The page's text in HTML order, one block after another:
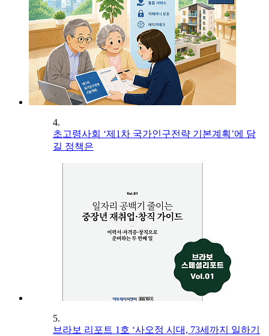
4.
초고령사회 ‘제1차 국가인구전략 기본계획’에 담
길 정책은
5.
브라보 리포트 1호 ‘사오정 시대, 73세까지 일하기